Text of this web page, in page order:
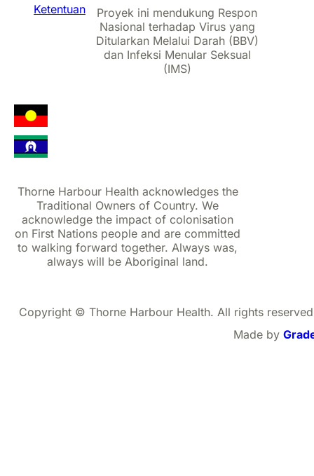
Ketentuan
Proyek ini mendukung Respon
Nasional terhadap Virus yang
Ditularkan Melalui Darah (BBV)
dan Infeksi Menular Seksual
(IMS)
Thorne Harbour Health acknowledges the
Traditional Owners of Country. We
acknowledge the impact of colonisation
on First Nations people and are committed
to walking forward together. Always was,
always will be Aboriginal land.
Copyright © Thorne Harbour Health. All rights
Made by